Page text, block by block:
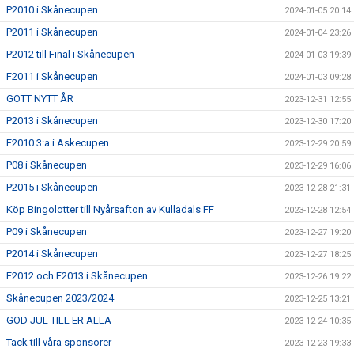
P2010 i Skånecupen 2024-01-05 20:14
P2011 i Skånecupen 2024-01-04 23:26
P2012 till Final i Skånecupen 2024-01-03 19:39
F2011 i Skånecupen 2024-01-03 09:28
GOTT NYTT ÅR 2023-12-31 12:55
P2013 i Skånecupen 2023-12-30 17:20
F2010 3:a i Askecupen 2023-12-29 20:59
P08 i Skånecupen 2023-12-29 16:06
P2015 i Skånecupen 2023-12-28 21:31
Köp Bingolotter till Nyårsafton av Kulladals FF 2023-12-28 12:54
P09 i Skånecupen 2023-12-27 19:20
P2014 i Skånecupen 2023-12-27 18:25
F2012 och F2013 i Skånecupen 2023-12-26 19:22
Skånecupen 2023/2024 2023-12-25 13:21
GOD JUL TILL ER ALLA 2023-12-24 10:35
Tack till våra sponsorer 2023-12-23 19:33